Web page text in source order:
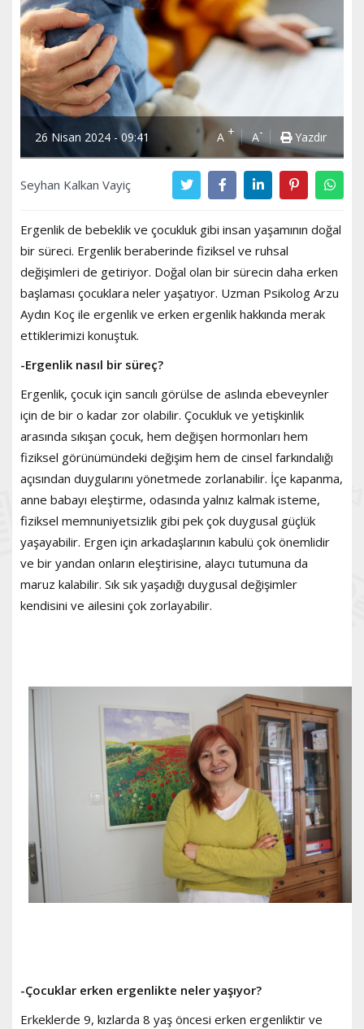
26 Nisan 2024 - 09:41 A + A- Yazdır
Seyhan Kalkan Vayiç
Ergenlik de bebeklik ve çocukluk gibi insan yaşamının doğal
bir süreci. Ergenlik beraberinde fiziksel ve ruhsal
değişimleri de getiriyor. Doğal olan bir sürecin daha erken
başlaması çocuklara neler yaşatıyor. Uzman Psikolog Arzu
Aydın Koç ile ergenlik ve erken ergenlik hakkında merak
ettiklerimizi konuştuk.
-Ergenlik nasıl bir süreç?
Ergenlik, çocuk için sancılı görülse de aslında ebeveynler
için de bir o kadar zor olabilir. Çocukluk ve yetişkinlik
arasında sıkışan çocuk, hem değişen hormonları hem
fiziksel görünümündeki değişim hem de cinsel farkındalığı
açısından duygularını yönetmede zorlanabilir. İçe kapanma,
anne babayı eleştirme, odasında yalnız kalmak isteme,
fiziksel memnuniyetsizlik gibi pek çok duygusal güçlük
yaşayabilir. Ergen için arkadaşlarının kabulü çok önemlidir
ve bir yandan onların eleştirisine, alaycı tutumuna da
maruz kalabilir. Sık sık yaşadığı duygusal değişimler
kendisini ve ailesini çok zorlayabilir.
-Çocuklar erken ergenlikte neler yaşıyor?
Erkeklerde 9, kızlarda 8 yaş öncesi erken ergenliktir ve